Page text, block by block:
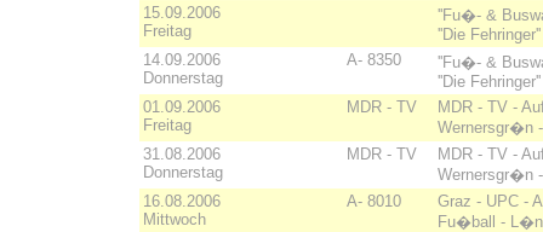
15.09.2006
Freitag
''Fu�- &
''Die
14.09.2006
Donnerstag
A- 8350
''Fu�- &
''Die
01.09.2006
Freitag
MDR - TV
MDR - TV -
Wernersgr�n
31.08.2006
Donnerstag
MDR - TV
MDR - TV -
Wernersgr�n
16.08.2006
Mittwoch
A- 8010
Graz - UPC -
Fu�ball -